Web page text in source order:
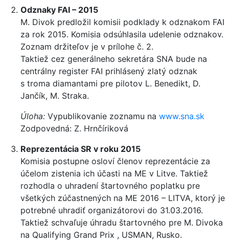
Odznaky FAI – 2015
M. Divok predložil komisii podklady k odznakom FAI
za rok 2015. Komisia odsúhlasila udelenie odznakov.
Zoznam držiteľov je v prílohe č. 2.
Taktiež cez generálneho sekretára SNA bude na
centrálny register FAI prihlásený zlatý odznak
s troma diamantami pre pilotov L. Benedikt, D.
Jančík, M. Straka.
Úloha: Vypublikovanie zoznamu na www.sna.sk
Zodpovedná: Z. Hrnčíriková
Reprezentácia SR v roku 2015
Komisia postupne osloví členov reprezentácie za
účelom zistenia ich účasti na ME v Litve. Taktiež
rozhodla o uhradení štartovného poplatku pre
všetkých zúčastnených na ME 2016 – LITVA, ktorý je
potrebné uhradiť organizátorovi do 31.03.2016.
Taktiež schvaľuje úhradu štartovného pre M. Divoka
na Qualifying Grand Prix , USMAN, Rusko.